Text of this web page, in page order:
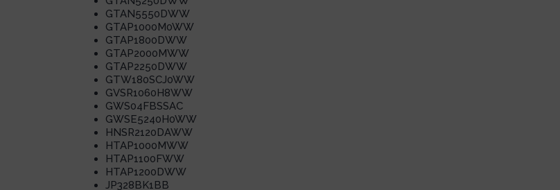
GTAN5550DWW
GTAP1000M0WW
GTAP1800DWW
GTAP2000MWW
GTAP2250DWW
GTW180SCJ0WW
GVSR1060H8WW
GWS04FBSSAC
GWSE5240H0WW
HNSR2120DAWW
HTAP1000MWW
HTAP1100FWW
HTAP1200DWW
JP328BK1BB